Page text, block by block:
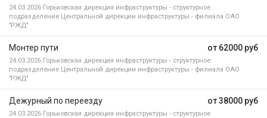
24.03.2026 Горьковская дирекция инфраструктуры - структурное
подразделение Центральной дирекции инфраструктуры - филиала ОАО
"РЖД"
от 62000 руб
Монтер пути
24.03.2026 Горьковская дирекция инфраструктуры - структурное
подразделение Центральной дирекции инфраструктуры - филиала ОАО
"РЖД"
от 38000 руб
Дежурный по переезду
24.03.2026 Горьковская дирекция инфраструктуры - структурное